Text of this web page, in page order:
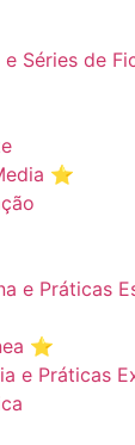
Séries de
⭐️
e Práticas
⭐️
e Práticas